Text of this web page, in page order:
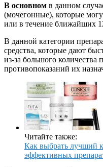
В основном в данном
(мочегонные), которые
или в течение ближайших
В данной категории
средства, которые дают
из-за большого количества
противопоказаний их
Читайте также:
Как выбрать лучший
эффективных